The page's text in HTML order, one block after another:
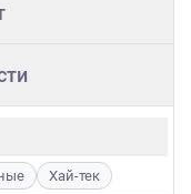
Хай-тек